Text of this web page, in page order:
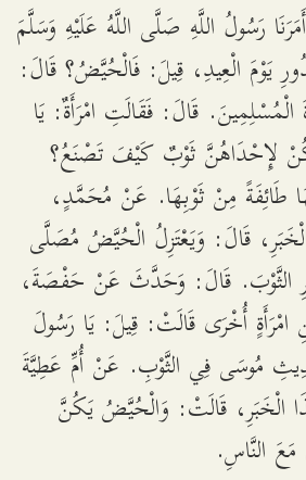
رَسُولُ اللَّهِ صَلَّى اللَّهُ عَلَيْهِ وَسَلَّمَ
يَوْمَ الْعِيدِ، قِيلَ: فَالْحُيَّضُ؟ قَالَ:
قَالَ: فَقَالَتِ امْرَأَةٌ: يَا
لإِحْدَاهُنَّ ثَوْبٌ كَيْفَ تَصْنَعُ؟
طَائِفَةً مِنْ ثَوْبِهَا. عَنْ مُحَمَّدٍ،
قَالَ: وَيَعْتَزِلُ الْحُيَّضُ مُصَلَّى
الثَّوْبَ. قَالَ: وَحَدَّثَ عَنْ حَفْصَةَ،
أُخْرَى قَالَتْ: قِيلَ: يَا رَسُولَ
مُوسَى فِي الثَّوْبِ. عَنْ أُمِّ عَطِيَّةَ
الْخَبَرِ، قَالَتْ: وَالْحُيَّضُ يَكُنَّ
النَّاسِ.